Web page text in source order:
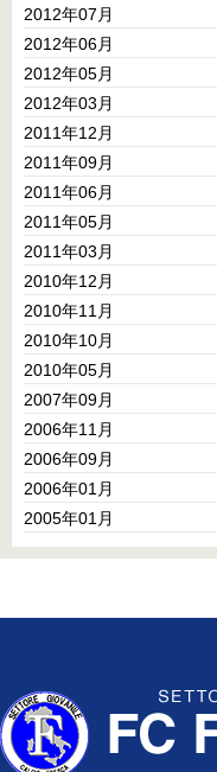
2012年07月
2012年06月
2012年05月
2012年03月
2011年12月
2011年09月
2011年06月
2011年05月
2011年03月
2010年12月
2010年11月
2010年10月
2010年05月
2007年09月
2006年11月
2006年09月
2006年01月
2005年01月